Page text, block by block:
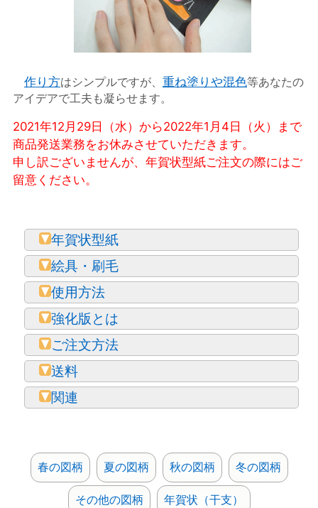
作り方はシンプルですが、 重ね塗りや混色等あなたの
アイデアで工夫も凝らせます。
2021年12月29日（水）から2022年1月4日（火）まで
商品発送業務をお休みさせていただきます。
申し訳ございませんが、年賀状型紙ご注文の際にはご
留意ください。
年賀状型紙
絵具・刷毛
使用方法
強化版とは
ご注文方法
送料
関連
春の図柄 夏の図柄 秋の図柄 冬の図柄
その他の図柄 年賀状（干支）